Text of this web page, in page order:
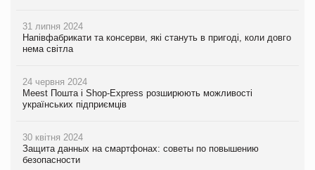
31 липня 2024
Напівфабрикати та консерви, які стануть в пригоді, коли довго
нема світла
24 червня 2024
Meest Пошта і Shop-Express розширюють можливості
українських підприємців
30 квітня 2024
Защита данных на смартфонах: советы по повышению
безопасности